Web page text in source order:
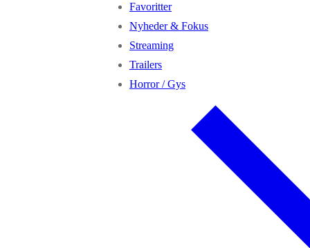
Favoritter
Nyheder & Fokus
Streaming
Trailers
Horror / Gys